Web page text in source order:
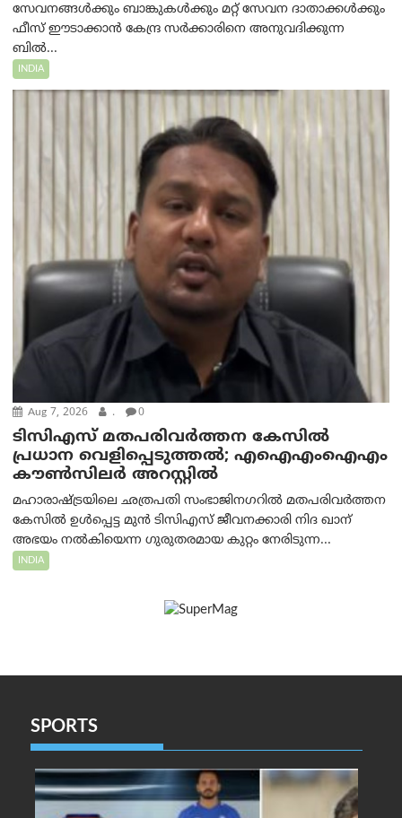
സേവനങ്ങൾക്കും ബാങ്കുകൾക്കും മറ്റ് സേവന ദാതാക്കൾക്കും
ഫീസ് ഈടാക്കാൻ കേന്ദ്ര സർക്കാരിനെ അനുവദിക്കുന്ന
ബിൽ...
INDIA
Aug 7, 2026 . 0
ടിസിഎസ് മതപരിവർത്തന കേസിൽ
പ്രധാന വെളിപ്പെടുത്തൽ; എഐഎംഐഎം
കൗൺസിലർ അറസ്റ്റിൽ
മഹാരാഷ്ട്രയിലെ ഛത്രപതി സംഭാജിനഗറിൽ മതപരിവർത്തന
കേസിൽ ഉൾപ്പെട്ട മുൻ ടിസിഎസ് ജീവനക്കാരി നിദ ഖാന്
അഭയം നൽകിയെന്ന ഗുരുതരമായ കുറ്റം നേരിടുന്ന...
INDIA
SPORTS